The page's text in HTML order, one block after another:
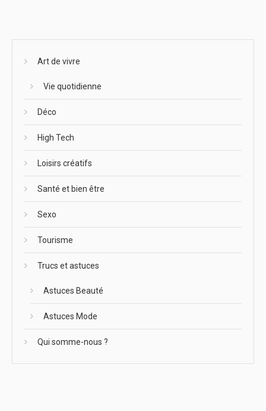
Art de vivre
Vie quotidienne
Déco
High Tech
Loisirs créatifs
Santé et bien être
Sexo
Tourisme
Trucs et astuces
Astuces Beauté
Astuces Mode
Qui somme-nous ?